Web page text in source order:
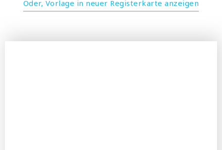
Oder, Vorlage in neuer Registerkarte anzeigen